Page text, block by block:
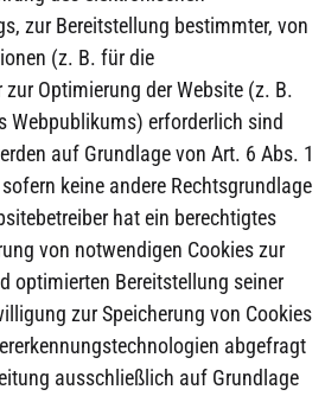
zur Bereitstellung bestimmter, von
(z. B. für die
Optimierung der Website (z. B.
Webpublikums) erforderlich sind
auf Grundlage von Art. 6 Abs. 1
keine andere Rechtsgrundlage
hat ein berechtigtes
von notwendigen Cookies zur
optimierten Bereitstellung seiner
zur Speicherung von Cookies
abgefragt
ausschließlich auf Grundlage